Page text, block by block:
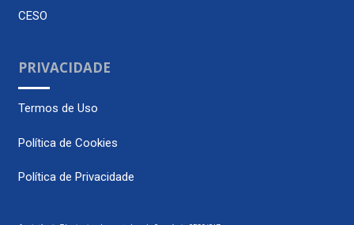
CESO
PRIVACIDADE
Termos de Uso
Política de Cookies
Política de Privacidade